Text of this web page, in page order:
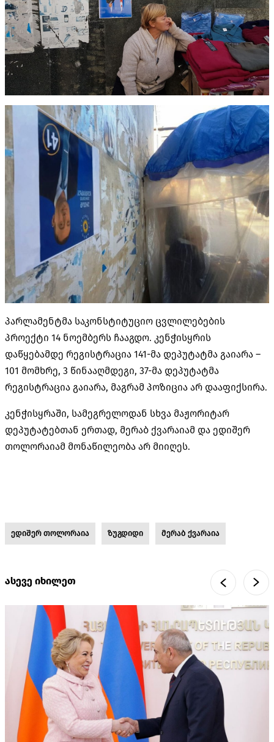
პარლამენტმა საკონსტიტუციო ცვლილებების
პროექტი 14 ნოემბერს ჩააგდო. კენჭისყრის
დაწყებამდე რეგისტრაცია 141-მა დეპუტატმა გაიარა –
101 მომხრე, 3 წინააღმდეგი, 37-მა დეპუტატმა
რეგისტრაცია გაიარა, მაგრამ პოზიცია არ დააფიქსირა.
კენჭისყრაში, სამეგრელოდან სხვა მაჟორიტარ
დეპუტატებთან ერთად, მერაბ ქვარაიამ და ედიშერ
თოლორაიამ მონაწილეობა არ მიიღეს.
ედიშერ თოლორაია ზუგდიდი მერაბ ქვარაია
ასევე იხილეთ